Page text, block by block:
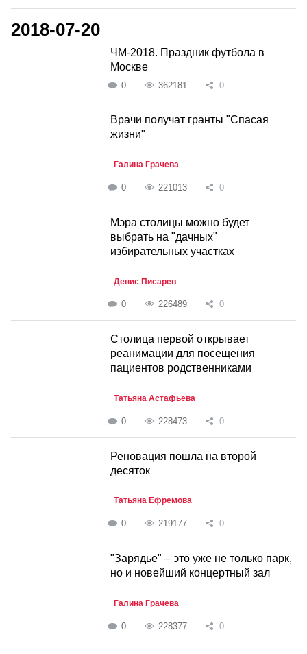
2018-07-20
ЧМ-2018. Праздник футбола в
Москве
0 362181 0
Врачи получат гранты "Спасая
жизни"
Галина Грачева
0 221013 0
Мэра столицы можно будет
выбрать на "дачных"
избирательных участках
Денис Писарев
0 226489 0
Столица первой открывает
реанимации для посещения
пациентов родственниками
Татьяна Астафьева
0 228473 0
Реновация пошла на второй
десяток
Татьяна Ефремова
0 219177 0
"Зарядье" – это уже не только парк,
но и новейший концертный зал
Галина Грачева
0 228377 0